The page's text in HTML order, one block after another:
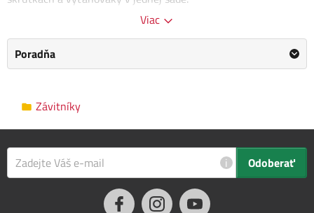
doplňujúci parameter: M6-8, M8-10, M10-14
technické parametre: M5-14
materiál: HSS
Výrobca
EXTOL PREMIUM/Informace o výrobci
Rozmery balenia
Popis tohto produktu bol preložený automaticky, vyhradzujeme si
Viac
Poradňa
Závitníky
i Odoberať